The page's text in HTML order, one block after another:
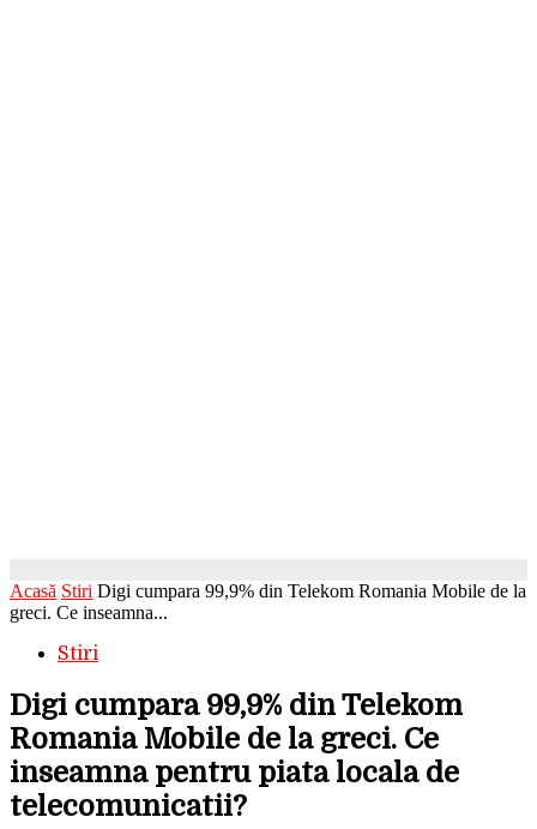
Acasă Stiri Digi cumpara 99,9% din Telekom Romania Mobile de la
greci. Ce inseamna...
Stiri
Digi cumpara 99,9% din Telekom
Romania Mobile de la greci. Ce
inseamna pentru piata locala de
telecomunicatii?